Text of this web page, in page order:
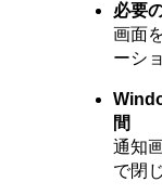
必要
画面
ーシ
間
通知
で閉